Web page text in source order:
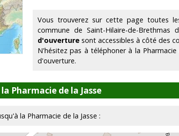
Vous trouverez sur cette page toutes
commune de Saint-Hilaire-de-
d'ouverture sont accessibles à côté des
N'hésitez pas à téléphoner à la
d'ouverture.
Pharmacie de la Jasse
la Pharmacie de la Jasse :